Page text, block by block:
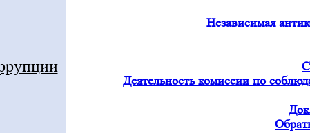
Независимая
Деятельность комиссии по